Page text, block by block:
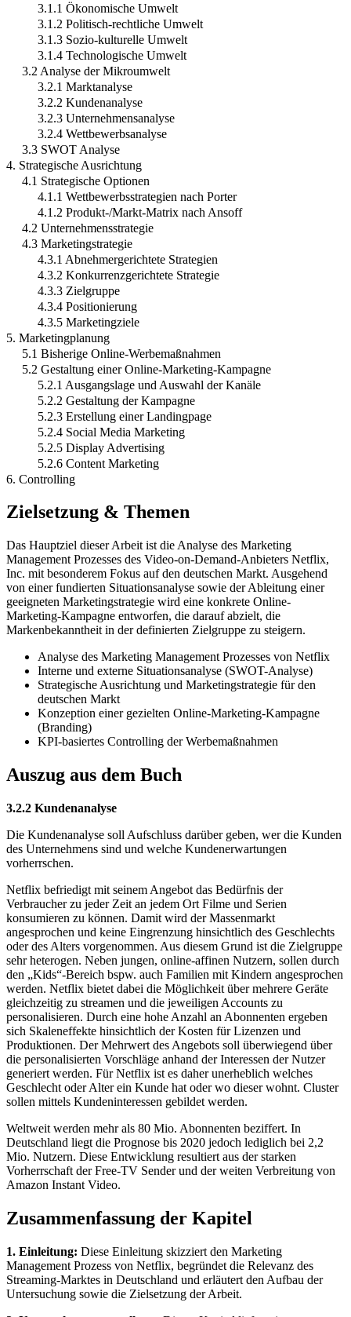
3.1.1 Ökonomische Umwelt
3.1.2 Politisch-rechtliche Umwelt
3.1.3 Sozio-kulturelle Umwelt
3.1.4 Technologische Umwelt
3.2 Analyse der Mikroumwelt
3.2.1 Marktanalyse
3.2.2 Kundenanalyse
3.2.3 Unternehmensanalyse
3.2.4 Wettbewerbsanalyse
3.3 SWOT Analyse
4. Strategische Ausrichtung
4.1 Strategische Optionen
4.1.1 Wettbewerbsstrategien nach Porter
4.1.2 Produkt-/Markt-Matrix nach Ansoff
4.2 Unternehmensstrategie
4.3 Marketingstrategie
4.3.1 Abnehmergerichtete Strategien
4.3.2 Konkurrenzgerichtete Strategie
4.3.3 Zielgruppe
4.3.4 Positionierung
4.3.5 Marketingziele
5. Marketingplanung
5.1 Bisherige Online-Werbemaßnahmen
5.2 Gestaltung einer Online-Marketing-Kampagne
5.2.1 Ausgangslage und Auswahl der Kanäle
5.2.2 Gestaltung der Kampagne
5.2.3 Erstellung einer Landingpage
5.2.4 Social Media Marketing
5.2.5 Display Advertising
5.2.6 Content Marketing
6. Controlling
Zielsetzung & Themen
Das Hauptziel dieser Arbeit ist die Analyse des Marketing
Management Prozesses des Video-on-Demand-Anbieters Netflix,
Inc. mit besonderem Fokus auf den deutschen Markt. Ausgehend
von einer fundierten Situationsanalyse sowie der Ableitung einer
geeigneten Marketingstrategie wird eine konkrete Online-
Marketing-Kampagne entworfen, die darauf abzielt, die
Markenbekanntheit in der definierten Zielgruppe zu steigern.
Analyse des Marketing Management Prozesses von Netflix
Interne und externe Situationsanalyse (SWOT-Analyse)
Strategische Ausrichtung und Marketingstrategie für den
deutschen Markt
Konzeption einer gezielten Online-Marketing-Kampagne
(Branding)
KPI-basiertes Controlling der Werbemaßnahmen
Auszug aus dem Buch
3.2.2 Kundenanalyse
Die Kundenanalyse soll Aufschluss darüber geben, wer die Kunden
des Unternehmens sind und welche Kundenerwartungen
vorherrschen.
Netflix befriedigt mit seinem Angebot das Bedürfnis der
Verbraucher zu jeder Zeit an jedem Ort Filme und Serien
konsumieren zu können. Damit wird der Massenmarkt
angesprochen und keine Eingrenzung hinsichtlich des Geschlechts
oder des Alters vorgenommen. Aus diesem Grund ist die Zielgruppe
sehr heterogen. Neben jungen, online-affinen Nutzern, sollen durch
den „Kids“-Bereich bspw. auch Familien mit Kindern angesprochen
werden. Netflix bietet dabei die Möglichkeit über mehrere Geräte
gleichzeitig zu streamen und die jeweiligen Accounts zu
personalisieren. Durch eine hohe Anzahl an Abonnenten ergeben
sich Skaleneffekte hinsichtlich der Kosten für Lizenzen und
Produktionen. Der Mehrwert des Angebots soll überwiegend über
die personalisierten Vorschläge anhand der Interessen der Nutzer
generiert werden. Für Netflix ist es daher unerheblich welches
Geschlecht oder Alter ein Kunde hat oder wo dieser wohnt. Cluster
sollen mittels Kundeninteressen gebildet werden.
Weltweit werden mehr als 80 Mio. Abonnenten beziffert. In
Deutschland liegt die Prognose bis 2020 jedoch lediglich bei 2,2
Mio. Nutzern. Diese Entwicklung resultiert aus der starken
Vorherrschaft der Free-TV Sender und der weiten Verbreitung von
Amazon Instant Video.
Zusammenfassung der Kapitel
1. Einleitung: Diese Einleitung skizziert den Marketing
Management Prozess von Netflix, begründet die Relevanz des
Streaming-Marktes in Deutschland und erläutert den Aufbau der
Untersuchung sowie die Zielsetzung der Arbeit.